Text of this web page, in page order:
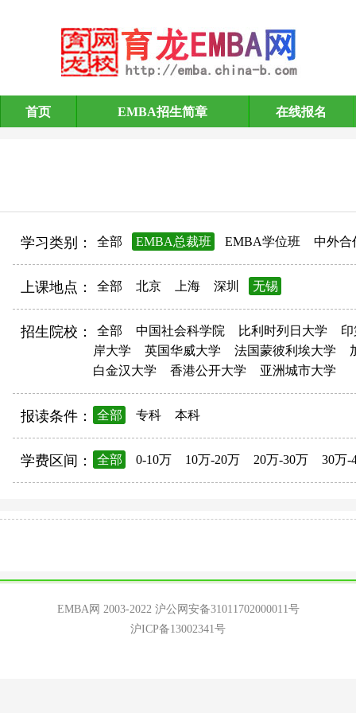
EMBA招生简章
首页 EMBA招生简章 在线报名
学习类别： 全部 EMBA总裁班 EMBA学位班 中外合
上课地点： 全部 北京 上海 深圳 无锡
招生院校： 全部 中国社会科学院 比利时列日大学
岸大学
英国华威大学 法国蒙彼利埃大学
白金汉大学
香港公开大学 亚洲城市大学
报读条件： 全部 专科 本科
学费区间： 全部 0-10万 10万-20万 20万-30万 30万-
EMBA网 2003-2022 沪公网安备31011702000011号
沪ICP备13002341号